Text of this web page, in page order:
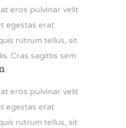
eros pulvinar velit
egestas erat
rutrum tellus, sit
Cras sagittis sem.
eros pulvinar velit
egestas erat
rutrum tellus, sit